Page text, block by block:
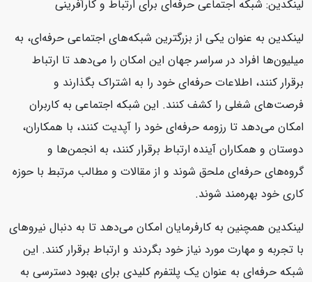
لینکدین: شبکه اجتماعی حرفه‌ای برای ارتباط و کارآفرینی
لینکدین به عنوان یکی از بزرگترین شبکه‌های اجتماعی حرفه‌ای، به
میلیون‌ها افراد در سراسر جهان این امکان را می‌دهد تا ارتباط
برقرار کنند، اطلاعات حرفه‌ای خود را به اشتراک بگذارند و
فرصت‌های شغلی را کشف کنند. این شبکه اجتماعی به کاربران
امکان می‌دهد تا رزومه حرفه‌ای خود را آپدیت کنند، با همکاران،
دوستان و همکاران آینده ارتباط برقرار کنند، به انجمن‌ها و
گروه‌های حرفه‌ای ملحق شوند و از مقالات و مطالب مرتبط با حوزه
کاری خود بهره‌مند شوند.
لینکدین همچنین به کارفرمایان امکان می‌دهد تا به دنبال نیروهای
با تجربه و مهارت مورد نیاز خود بگردند و ارتباط برقرار کنند. این
شبکه حرفه‌ای به عنوان یک پلتفرم کلیدی برای بهبود دسترسی به